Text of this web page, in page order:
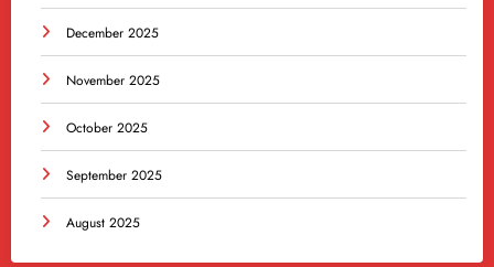
December 2025
November 2025
October 2025
September 2025
August 2025